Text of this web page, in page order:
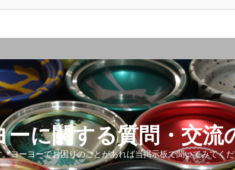
に関する質問・交流
ヨーヨーでお困りのことがあれば当掲示板で聞いてみてく